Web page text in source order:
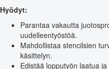
Hyödyt:
Parantaa vakautta
uudelleentyöstöä.
Mahdollistaa stencilsien
käsittelyn.
Edistää lopputyön laatua